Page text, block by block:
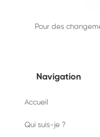
Pour des
Navigation
Accueil
Qui suis-je ?